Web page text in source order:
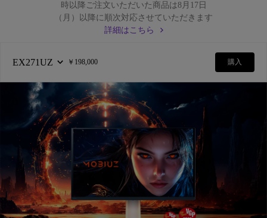
時以降ご注文いただいた商品は8月17日
（月）以降に順次対応させていただきます
詳細はこちら
EX271UZ ￥198,000 購入